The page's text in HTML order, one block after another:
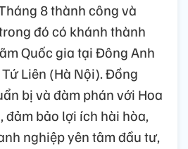
8 thành công và
đó có khánh thành
Quốc gia tại Đông Anh
Liên (Hà Nội). Đồng
bị và đàm phán với Hoa
đảm bảo lợi ích hài hòa,
nghiệp yên tâm đầu tư,